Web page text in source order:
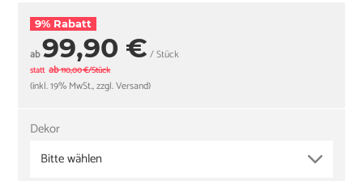
9% Rabatt
ab99,90 € / Stück
statt ab110,00 €/Stück
(inkl. 19% MwSt., zzgl. Versand)
Dekor
Bitte wählen